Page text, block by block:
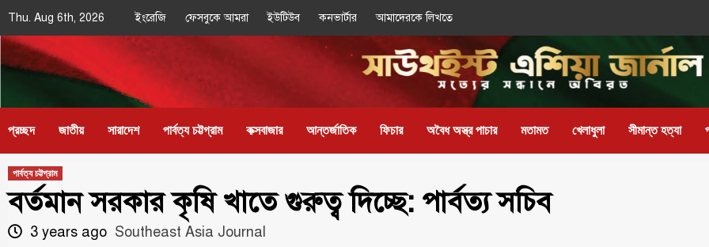
Skip
content
Thu. Aug 6th, 2026 ইংরেজি ফেসবুকে আমরা ইউটিউব কনভার্টার আমাদেরকে লিখতে
Southeast
Asia Journal
IN SEARCH OF THE TRUTH
প্রচ্ছদ জাতীয় সারাদেশ পার্বত্য চট্টগ্রাম কক্সবাজার আন্তর্জাতিক ফিচার অবৈধ অস্ত্র পাচার মতামত খেলাধুলা সীমান্ত হত্যা
পার্বত্য চট্টগ্রাম
বর্তমান সরকার কৃষি খাতে গুরুত্ব দিচ্ছে: পার্বত্য সচিব
3 years ago Southeast Asia Journal